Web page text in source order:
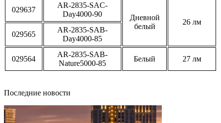
029637
AR-2835-SAC-
Day4000-90
Дневной
белый
26 лм
029565
AR-2835-SAB-
Day4000-85
029564
AR-2835-SAB-
Nature5000-85
Белый 27 лм
Последние новости